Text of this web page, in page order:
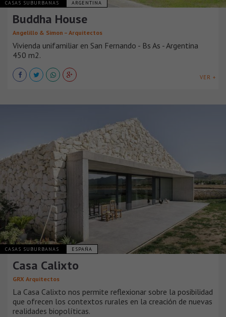
CASAS SUBURBANAS ARGENTINA
Buddha House
Angelillo & Simon – Arquitectos
Vivienda unifamiliar en San Fernando - Bs As - Argentina
450 m2.
VER +
CASAS SUBURBANAS ESPAÑA
Casa Calixto
GRX Arquitectos
La Casa Calixto nos permite reflexionar sobre la posibilidad
que ofrecen los contextos rurales en la creación de nuevas
realidades biopolíticas.